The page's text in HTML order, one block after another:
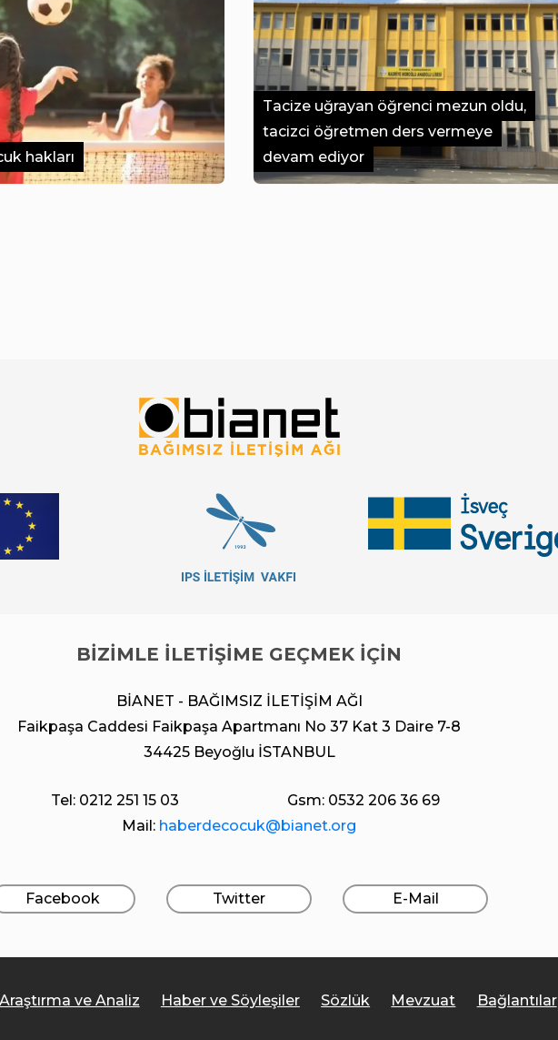
hakları
Tacize uğrayan öğrenci mezun oldu,
tacizci öğretmen ders vermeye
devam ediyor
BİZİMLE İLETİŞİME GEÇMEK İÇİN
BİANET - BAĞIMSIZ İLETİŞİM AĞI
Faikpaşa Caddesi Faikpaşa Apartmanı No 37 Kat 3 Daire 7-8
34425 Beyoğlu İSTANBUL
Tel: 0212 251 15 03
Gsm: 0532 206 36 69
Mail: haberdecocuk@bianet.org
Facebook Twitter E-Mail
Araştırma ve Analiz Haber ve Söyleşiler Sözlük Mevzuat Bağlantılar